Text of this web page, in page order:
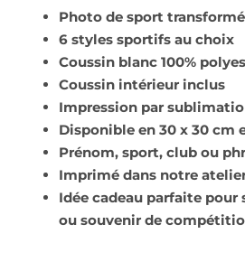
Photo de sport
6 styles sportifs au choix
Coussin blanc 100%
Coussin intérieur inclus
Impression par
Disponible en 30 x 30 cm
Prénom, sport, club ou
Imprimé dans notre
Idée cadeau parfaite
ou souvenir de